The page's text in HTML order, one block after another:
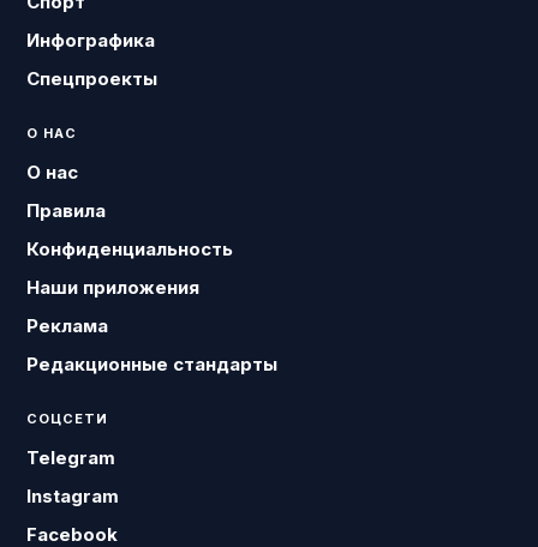
Инфографика
Спецпроекты
О НАС
О нас
Правила
Конфиденциальность
Наши приложения
Реклама
Редакционные стандарты
СОЦСЕТИ
Telegram
Instagram
Facebook